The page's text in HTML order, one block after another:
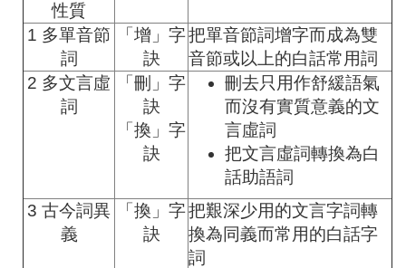
性質
1 多單音節
詞
「增」字
訣
把單音節詞增字而成為雙
音節或以上的白話常用詞
2 多文言虛
詞
「刪」字
訣
「換」字
訣
刪去只用作舒緩語氣
而沒有實質意義的文
言虛詞
把文言虛詞轉換為白
話助語詞
3 古今詞異
義
「換」字
訣
把艱深少用的文言字詞轉
換為同義而常用的白話字
詞